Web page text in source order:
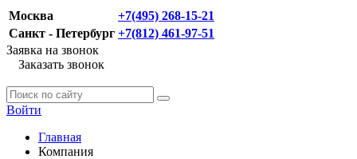
Москва
+7(495) 268-15-21
Санкт - Петербург +7(812) 461-97-51
Заявка на звонок
Заказать звонок
Войти
Главная
Компания